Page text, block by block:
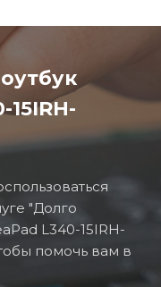
"Долго
L340-15IRH-
помочь вам в